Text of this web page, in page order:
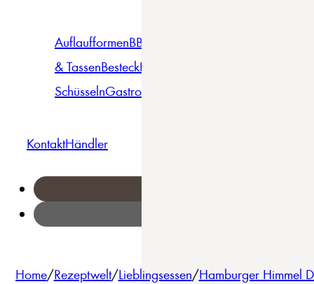
AuflaufformenBBQ
& TassenBesteckBowls &
SchüsselnGastro
KontaktHändler
Home/Rezeptwelt/Lieblingsessen/Hamburger Himmel